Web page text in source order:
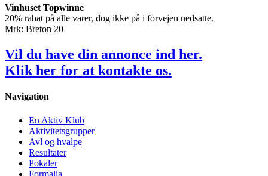
Vinhuset Topwinne
20% rabat på alle varer, dog ikke på i forvejen nedsatte.
Mrk: Breton 20
Vil du have din annonce ind her.
Klikher for at kontakte os.
Navigation
En Aktiv Klub
Aktivitetsgrupper
Avl og hvalpe
Resultater
Pokaler
Formalia